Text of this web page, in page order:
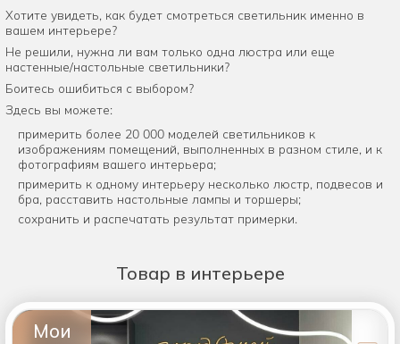
Хотите увидеть, как будет смотреться светильник именно в
вашем интерьере?
Не решили, нужна ли вам только одна люстра или еще
настенные/настольные светильники?
Боитесь ошибиться с выбором?
Здесь вы можете:
примерить более 20 000 моделей светильников к
изображениям помещений, выполненных в разном стиле, и к
фотографиям вашего интерьера;
примерить к одному интерьеру несколько люстр, подвесов и
бра, расставить настольные лампы и торшеры;
сохранить и распечатать результат примерки.
Товар в интерьере
Мои